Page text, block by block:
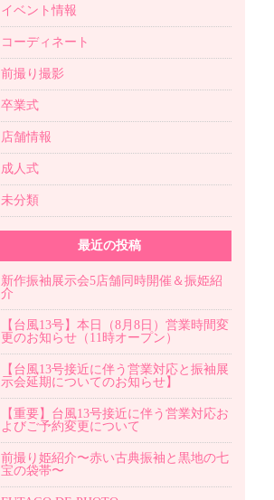
イベント情報
コーディネート
前撮り撮影
卒業式
店舗情報
成人式
未分類
最近の投稿
新作振袖展示会5店舗同時開催＆振姫紹
介
【台風13号】本日（8月8日）営業時間変
更のお知らせ（11時オープン）
【台風13号接近に伴う営業対応と振袖展
示会延期についてのお知らせ】
【重要】台風13号接近に伴う営業対応お
よびご予約変更について
前撮り姫紹介〜赤い古典振袖と黒地の七
宝の袋帯〜